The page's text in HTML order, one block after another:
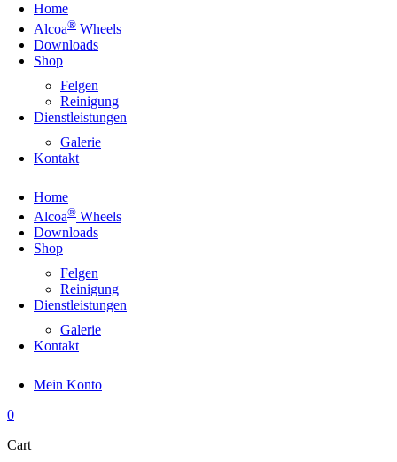
Home
Alcoa® Wheels
Downloads
Shop
Felgen
Reinigung
Dienstleistungen
Galerie
Kontakt
Home
Alcoa® Wheels
Downloads
Shop
Felgen
Reinigung
Dienstleistungen
Galerie
Kontakt
Mein Konto
0
Cart